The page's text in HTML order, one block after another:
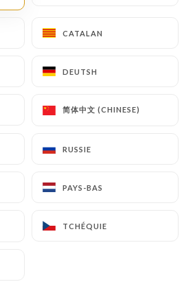
CATALAN
DEUTSH
简体中文 (CHINESE)
RUSSIE
PAYS-BAS
TCHÉQUIE
CATALAN
DEUTSH
简体中文 (CHINESE)
RUSSIE
PAYS-BAS
TCHÉQUIE